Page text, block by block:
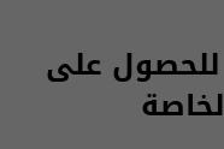
للحصول على